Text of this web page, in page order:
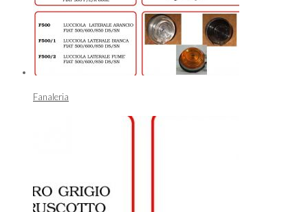
Fanaleria